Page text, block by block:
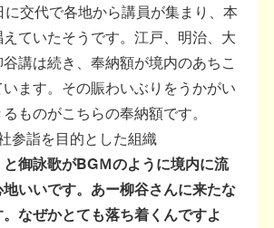
交代で各地から講員が集まり、本
ていたそうです。江戸、明治、大
講は続き、奉納額が境内のあちこ
ます。その賑わいぶりをうかがい
ものがこちらの奉納額です。
参詣を目的とした組織
御詠歌がBGＭのように境内に流
いいです。あー柳谷さんに来たな
なぜかとても落ち着くんですよ